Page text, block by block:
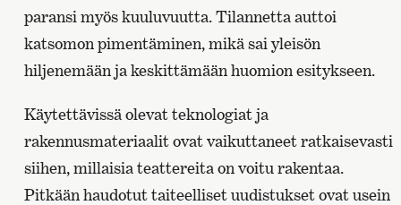
paransi myös kuuluvuutta. Tilannetta auttoi
katsomon pimentäminen, mikä sai yleisön
hiljenemään ja keskittämään huomion esitykseen.
Käytettävissä olevat teknologiat ja
rakennusmateriaalit ovat vaikuttaneet ratkaisevasti
siihen, millaisia teattereita on voitu rakentaa.
Pitkään haudotut taiteelliset uudistukset ovat usein